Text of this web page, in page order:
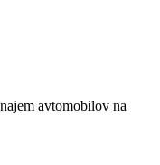
avtomobilov na